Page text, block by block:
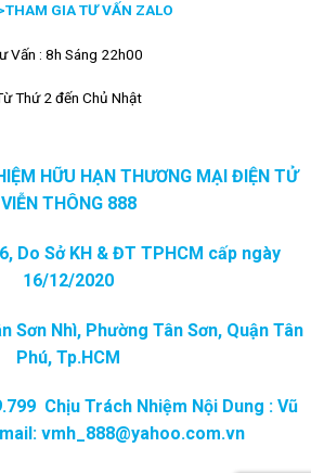
THAM GIA TƯ VẤN ZALO
Vấn : 8h Sáng 22h00
Thứ 2 đến Chủ Nhật
HỮU HẠN THƯƠNG MẠI ĐIỆN TỬ
VIỄN THÔNG 888
Do Sở KH & ĐT TPHCM cấp ngày
16/12/2020
Sơn Nhì, Phường Tân Sơn, Quận Tân
Phú, Tp.HCM
Chịu Trách Nhiệm Nội Dung : Vũ
vmh_888@yahoo.com.vn